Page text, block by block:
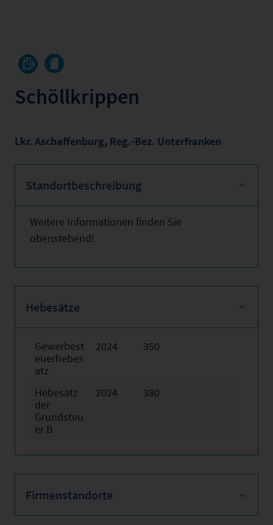
Schöllkrippen
Lkr. Aschaffenburg, Reg.-Bez. Unterfranken
Standortbeschreibung
Weitere Informationen finden Sie
obenstehend!
Hebesätze
Gewerbest
euerhebes
atz
2024 350
Hebesatz
der
Grundsteu
er B
2024 380
Firmenstandorte